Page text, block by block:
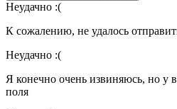
Неудачно :(
К сожалению, не удалось
Неудачно :(
Я конечно очень извиняюсь, но у
поля